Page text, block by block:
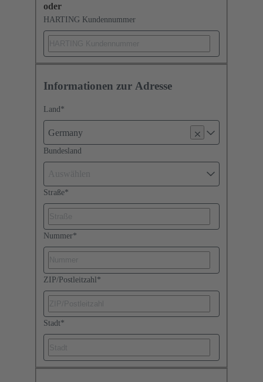
oder
HARTING Kundennummer
Informationen zur Adresse
Land *
Germany
Bundesland
Straße*
Nummer*
ZIP/Postleitzahl *
Stadt*